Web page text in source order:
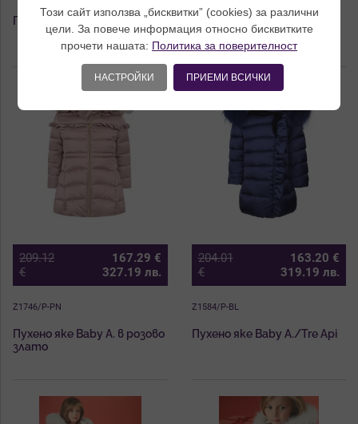
Пухено яке Baby A./Tre Api Пухено яке Baby A./Tre Api
209.12
€
167.29 €
327.19 лв.
Z1746/P-PN
Пухено яке Baby A. в розово
злато
204.01
€
163.20 €
319.19 лв.
Z1584/P-BL
Пухено яке Baby A./Tre Api
Този сайт използва „бисквитки” (cookies) за различни
цели. За повече информация относно бисквитките
прочети нашата: Политика за поверителност
НАСТРОЙКИ ПРИЕМИ ВСИЧКИ